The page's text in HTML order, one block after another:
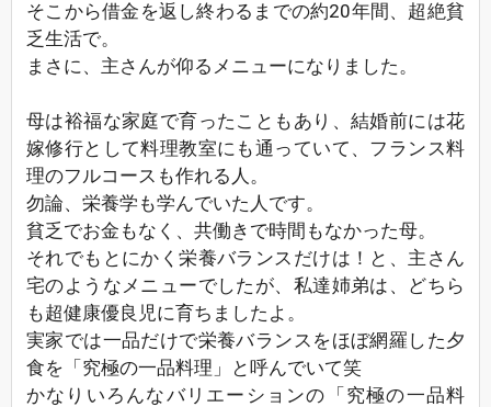
そこから借金を返し終わるまでの約20年間、超絶貧
乏生活で。
まさに、主さんが仰るメニューになりました。
母は裕福な家庭で育ったこともあり、結婚前には花
嫁修行として料理教室にも通っていて、フランス料
理のフルコースも作れる人。
勿論、栄養学も学んでいた人です。
貧乏でお金もなく、共働きで時間もなかった母。
それでもとにかく栄養バランスだけは！と、主さん
宅のようなメニューでしたが、私達姉弟は、どちら
も超健康優良児に育ちましたよ。
実家では一品だけで栄養バランスをほぼ網羅した夕
食を「究極の一品料理」と呼んでいて笑
かなりいろんなバリエーションの「究極の一品料